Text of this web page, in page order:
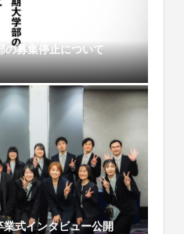
の募集停止について
式インタビュー公開